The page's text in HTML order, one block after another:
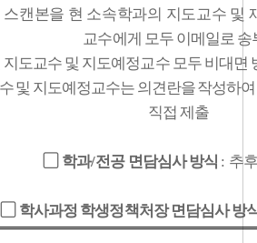
캔본을 현 소속학과의 지도교수 및
교수에게 모두 이메일로 송
지도교수 및 지도예정교수 모두 비대면
및 지도예정교수는 의견란을 작성하
직접 제출
학과/전공 면담심사 방식 : 추
학사과정 학생정책처장 면담심사 방